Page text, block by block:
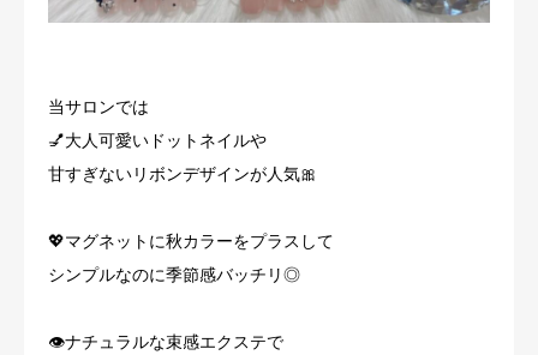
当サロンでは
💅大人可愛いドットネイルや
甘すぎないリボンデザインが人気🎀
💖マグネットに秋カラーをプラスして
シンプルなのに季節感バッチリ◎
👁️ナチュラルな束感エクステで